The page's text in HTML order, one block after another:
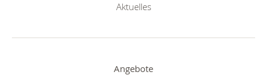
Aktuelles
Angebote